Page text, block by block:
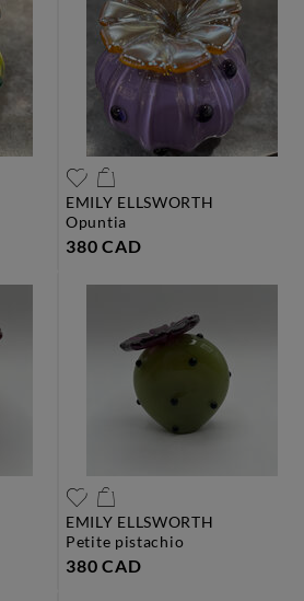
EMILY ELLSWORTH
opuntia
380 CAD
EMILY ELLSWORTH
petite pistachio
380 CAD